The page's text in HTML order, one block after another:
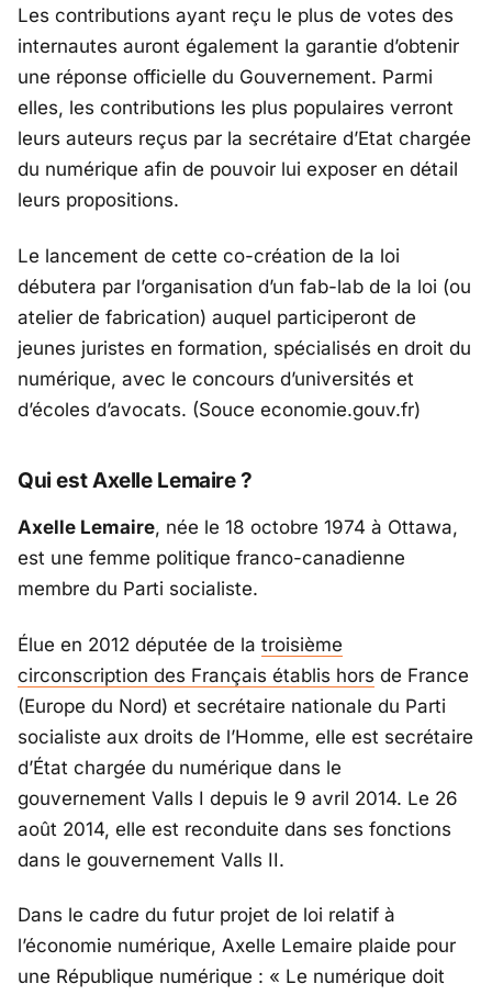
Les contributions ayant reçu le plus de votes des
internautes auront également la garantie d’obtenir
une réponse officielle du Gouvernement. Parmi
elles, les contributions les plus populaires verront
leurs auteurs reçus par la secrétaire d’Etat chargée
du numérique afin de pouvoir lui exposer en détail
leurs propositions.
Le lancement de cette co-création de la loi
débutera par l’organisation d’un fab-lab de la loi (ou
atelier de fabrication) auquel participeront de
jeunes juristes en formation, spécialisés en droit du
numérique, avec le concours d’universités et
d’écoles d’avocats. (Souce economie.gouv.fr)
Qui est Axelle Lemaire ?
Axelle Lemaire, née le 18 octobre 1974 à Ottawa,
est une femme politique franco-canadienne
membre du Parti socialiste.
Élue en 2012 députée de la troisième
circonscription des Français établis hors de France
(Europe du Nord) et secrétaire nationale du Parti
socialiste aux droits de l’Homme, elle est secrétaire
d’État chargée du numérique dans le
gouvernement Valls I depuis le 9 avril 2014. Le 26
août 2014, elle est reconduite dans ses fonctions
dans le gouvernement Valls II.
Dans le cadre du futur projet de loi relatif à
l’économie numérique, Axelle Lemaire plaide pour
une République numérique : « Le numérique doit